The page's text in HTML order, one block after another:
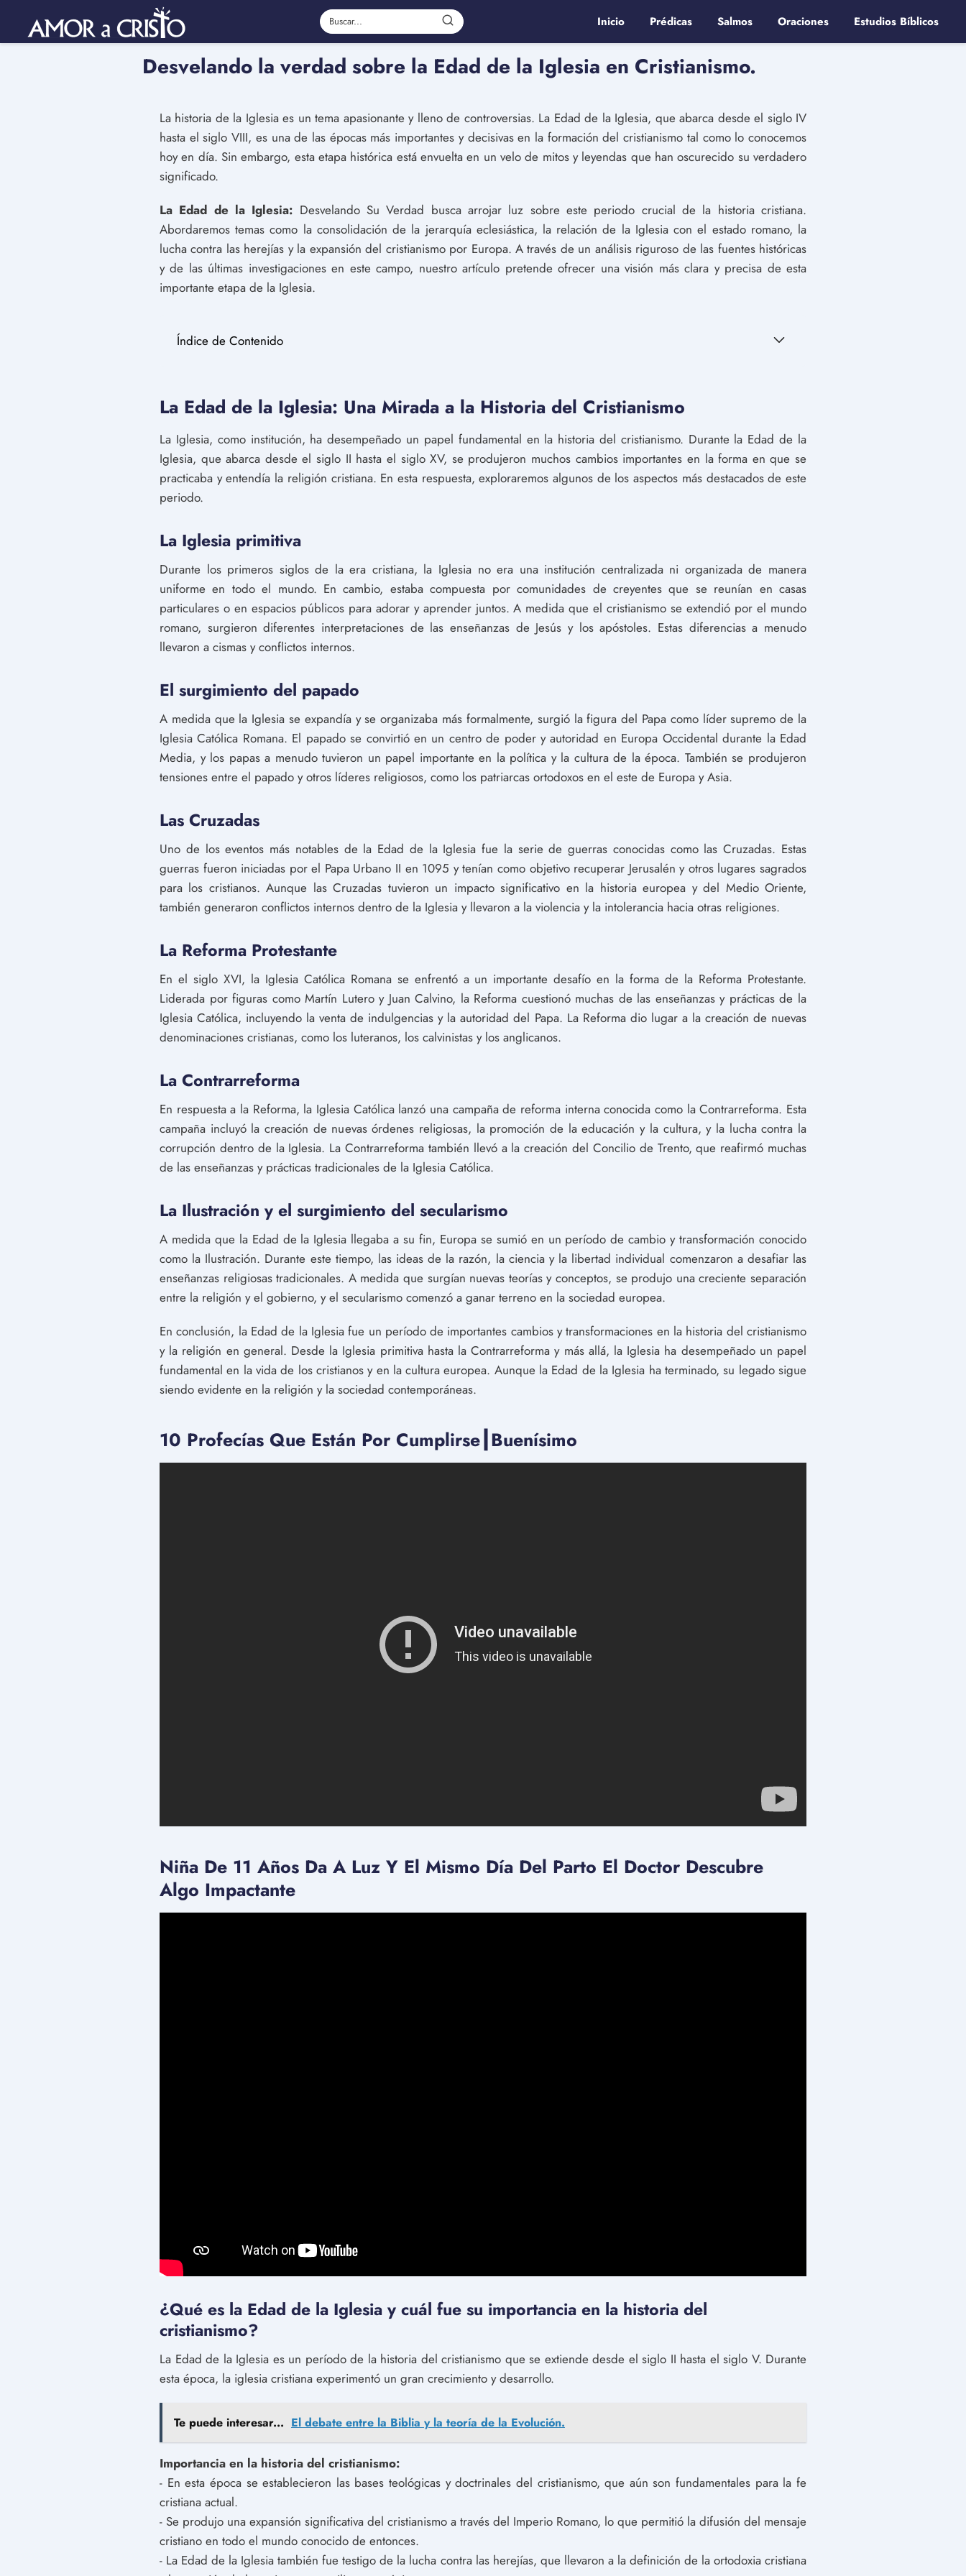
Inicio Prédicas Salmos Oraciones Estudios Bíblicos
Desvelando la verdad sobre la Edad de la Iglesia en Cristianismo.
La historia de la Iglesia es un tema apasionante y lleno de controversias. La Edad de la Iglesia, que abarca desde el siglo IV
hasta el siglo VIII, es una de las épocas más importantes y decisivas en la formación del cristianismo tal como lo conocemos
hoy en día. Sin embargo, esta etapa histórica está envuelta en un velo de mitos y leyendas que han oscurecido su verdadero
significado.
La Edad de la Iglesia: Desvelando Su Verdad busca arrojar luz sobre este periodo crucial de la historia cristiana.
Abordaremos temas como la consolidación de la jerarquía eclesiástica, la relación de la Iglesia con el estado romano, la
lucha contra las herejías y la expansión del cristianismo por Europa. A través de un análisis riguroso de las fuentes históricas
y de las últimas investigaciones en este campo, nuestro artículo pretende ofrecer una visión más clara y precisa de esta
importante etapa de la Iglesia.
Índice de Contenido
La Edad de la Iglesia: Una Mirada a la Historia del Cristianismo
La Iglesia, como institución, ha desempeñado un papel fundamental en la historia del cristianismo. Durante la Edad de la
Iglesia, que abarca desde el siglo II hasta el siglo XV, se produjeron muchos cambios importantes en la forma en que se
practicaba y entendía la religión cristiana. En esta respuesta, exploraremos algunos de los aspectos más destacados de este
periodo.
La Iglesia primitiva
Durante los primeros siglos de la era cristiana, la Iglesia no era una institución centralizada ni organizada de manera
uniforme en todo el mundo. En cambio, estaba compuesta por comunidades de creyentes que se reunían en casas
particulares o en espacios públicos para adorar y aprender juntos. A medida que el cristianismo se extendió por el mundo
romano, surgieron diferentes interpretaciones de las enseñanzas de Jesús y los apóstoles. Estas diferencias a menudo
llevaron a cismas y conflictos internos.
El surgimiento del papado
A medida que la Iglesia se expandía y se organizaba más formalmente, surgió la figura del Papa como líder supremo de la
Iglesia Católica Romana. El papado se convirtió en un centro de poder y autoridad en Europa Occidental durante la Edad
Media, y los papas a menudo tuvieron un papel importante en la política y la cultura de la época. También se produjeron
tensiones entre el papado y otros líderes religiosos, como los patriarcas ortodoxos en el este de Europa y Asia.
Las Cruzadas
Uno de los eventos más notables de la Edad de la Iglesia fue la serie de guerras conocidas como las Cruzadas. Estas
guerras fueron iniciadas por el Papa Urbano II en 1095 y tenían como objetivo recuperar Jerusalén y otros lugares sagrados
para los cristianos. Aunque las Cruzadas tuvieron un impacto significativo en la historia europea y del Medio Oriente,
también generaron conflictos internos dentro de la Iglesia y llevaron a la violencia y la intolerancia hacia otras religiones.
La Reforma Protestante
En el siglo XVI, la Iglesia Católica Romana se enfrentó a un importante desafío en la forma de la Reforma Protestante.
Liderada por figuras como Martín Lutero y Juan Calvino, la Reforma cuestionó muchas de las enseñanzas y prácticas de la
Iglesia Católica, incluyendo la venta de indulgencias y la autoridad del Papa. La Reforma dio lugar a la creación de nuevas
denominaciones cristianas, como los luteranos, los calvinistas y los anglicanos.
La Contrarreforma
En respuesta a la Reforma, la Iglesia Católica lanzó una campaña de reforma interna conocida como la Contrarreforma. Esta
campaña incluyó la creación de nuevas órdenes religiosas, la promoción de la educación y la cultura, y la lucha contra la
corrupción dentro de la Iglesia. La Contrarreforma también llevó a la creación del Concilio de Trento, que reafirmó muchas
de las enseñanzas y prácticas tradicionales de la Iglesia Católica.
La Ilustración y el surgimiento del secularismo
A medida que la Edad de la Iglesia llegaba a su fin, Europa se sumió en un período de cambio y transformación conocido
como la Ilustración. Durante este tiempo, las ideas de la razón, la ciencia y la libertad individual comenzaron a desafiar las
enseñanzas religiosas tradicionales. A medida que surgían nuevas teorías y conceptos, se produjo una creciente separación
entre la religión y el gobierno, y el secularismo comenzó a ganar terreno en la sociedad europea.
En conclusión, la Edad de la Iglesia fue un período de importantes cambios y transformaciones en la historia del cristianismo
y la religión en general. Desde la Iglesia primitiva hasta la Contrarreforma y más allá, la Iglesia ha desempeñado un papel
fundamental en la vida de los cristianos y en la cultura europea. Aunque la Edad de la Iglesia ha terminado, su legado sigue
siendo evidente en la religión y la sociedad contemporáneas.
10 Profecías Que Están Por Cumplirse┃Buenísimo
Niña De 11 Años Da A Luz Y El Mismo Día Del Parto El Doctor Descubre
Algo Impactante
¿Qué es la Edad de la Iglesia y cuál fue su importancia en la historia del
cristianismo?
La Edad de la Iglesia es un período de la historia del cristianismo que se extiende desde el siglo II hasta el siglo V. Durante
esta época, la iglesia cristiana experimentó un gran crecimiento y desarrollo.
Te puede interesar... El debate entre la Biblia y la teoría de la Evolución.
Importancia en la historia del cristianismo:
- En esta época se establecieron las bases teológicas y doctrinales del cristianismo, que aún son fundamentales para la fe
cristiana actual.
- Se produjo una expansión significativa del cristianismo a través del Imperio Romano, lo que permitió la difusión del mensaje
cristiano en todo el mundo conocido de entonces.
- La Edad de la Iglesia también fue testigo de la lucha contra las herejías, que llevaron a la definición de la ortodoxia cristiana